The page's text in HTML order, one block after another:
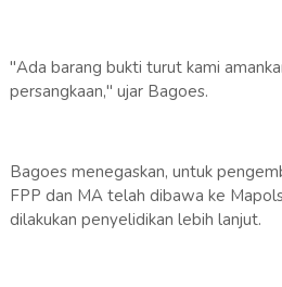
"Ada barang bukti turut kami
persangkaan," ujar Bagoes.
Bagoes menegaskan, untuk
FPP dan MA telah dibawa ke
dilakukan penyelidikan lebih lanjut.